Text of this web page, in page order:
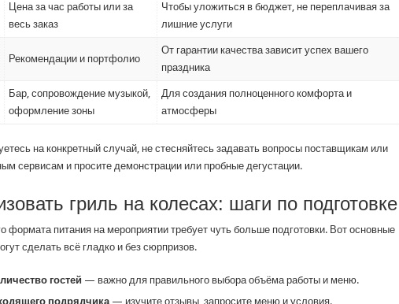
Цена за час работы или за
весь заказ
Чтобы уложиться в бюджет, не переплачивая за
лишние услуги
Рекомендации и портфолио
От гарантии качества зависит успех вашего
праздника
Бар, сопровождение музыкой,
оформление зоны
Для создания полноценного комфорта и
атмосферы
на конкретный случай, не стесняйтесь задавать вопросы поставщикам или
сервисам и просите демонстрации или пробные дегустации.
гриль на колесах: шаги по подготовке
формата питания на мероприятии требует чуть больше подготовки. Вот основные
сделать всё гладко и без сюрпризов.
гостей — важно для правильного выбора объёма работы и меню.
подрядчика— изучите отзывы, запросите меню и условия.